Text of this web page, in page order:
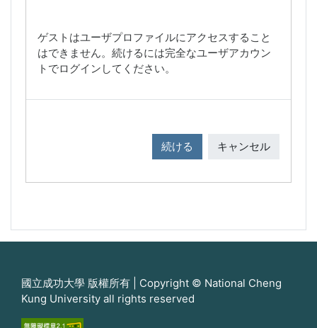
ゲストはユーザプロファイルにアクセスすること
はできません。続けるには完全なユーザアカウン
トでログインしてください。
続ける キャンセル
國立成功大學 版權所有 | Copyright © National Cheng
Kung University all rights reserved